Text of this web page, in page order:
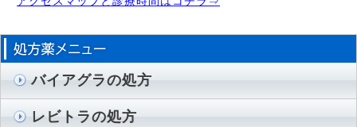
バイアグラの処方
レビトラの処方